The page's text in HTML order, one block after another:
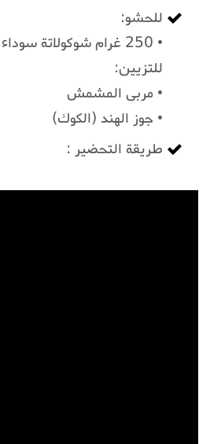
للحشو:
• 250 غرام شوكولاتة سوداء
للتزيين:
• مربى المشمش
• جوز الهند (الكوك)
طريقة التحضير :